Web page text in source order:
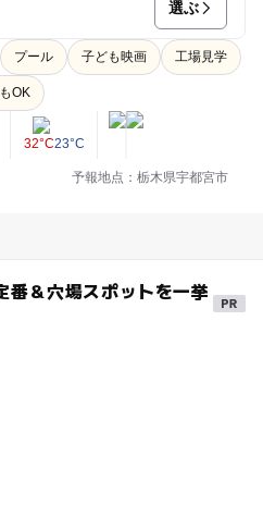
選ぶ
プール 子ども映画 工場見学
OK
32°C23°C
予報地点：栃木県宇都宮市
番＆穴場スポットを一挙